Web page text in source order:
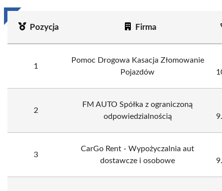
Pozycja Firma
1
Pomoc Drogowa Kasacja Złomowanie
Pojazdów
2
FM AUTO Spółka z ograniczoną
odpowiedzialnością
3
CarGo Rent - Wypożyczalnia aut
dostawcze i osobowe